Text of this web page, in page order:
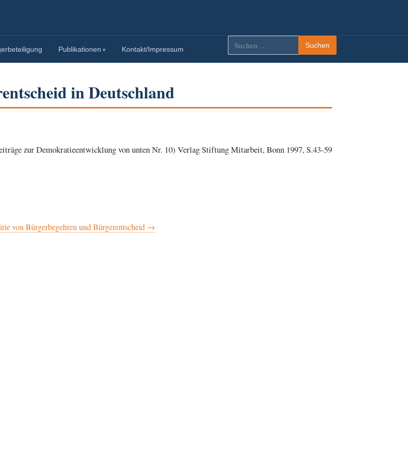
Publikationen Kontakt/Impressum
Suchen
nach:
Suchen
in Deutschland
zur Demokratieentwicklung von unten Nr. 10) Verlag Stiftung Mitarbeit, Bonn 1997, S.43-59
von Bürgerbegehren und Bürgerentscheid →